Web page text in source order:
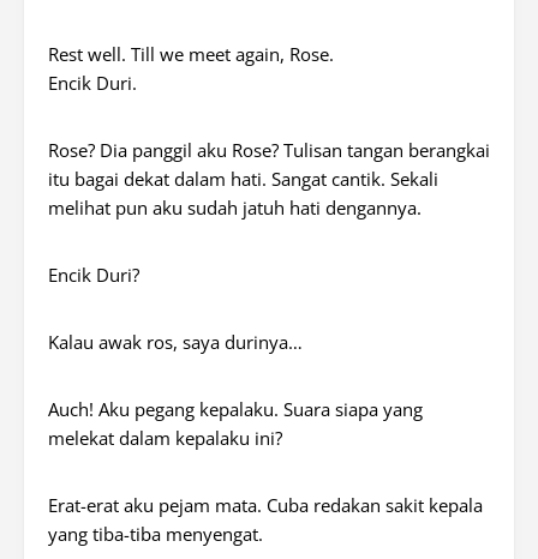
Rest well. Till we meet again, Rose.
Encik Duri.
Rose? Dia panggil aku Rose? Tulisan tangan berangkai
itu bagai dekat dalam hati. Sangat cantik. Sekali
melihat pun aku sudah jatuh hati dengannya.
Encik Duri?
Kalau awak ros, saya durinya…
Auch! Aku pegang kepalaku. Suara siapa yang
melekat dalam kepalaku ini?
Erat-erat aku pejam mata. Cuba redakan sakit kepala
yang tiba-tiba menyengat.